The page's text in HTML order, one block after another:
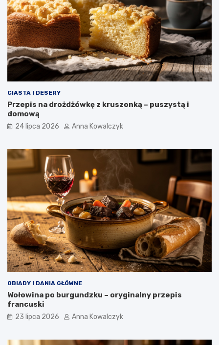
CIASTA I DESERY
Przepis na drożdżówkę z kruszonką – puszystą i
domową
24 lipca 2026 Anna Kowalczyk
OBIADY I DANIA GŁÓWNE
Wołowina po burgundzku – oryginalny przepis
francuski
23 lipca 2026 Anna Kowalczyk